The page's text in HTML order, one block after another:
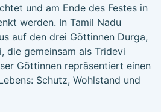
und am Ende des Festes in
werden. In Tamil Nadu
auf den drei Göttinnen Durga,
die gemeinsam als Tridevi
Göttinnen repräsentiert einen
Schutz, Wohlstand und